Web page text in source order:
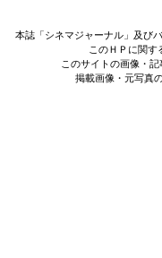
本誌「シネマジャーナル」及び
このＨＰに関
このサイトの画像・
掲載画像・元写真